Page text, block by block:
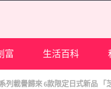
富 生活百科
系列載譽歸來 6款限定日式新品